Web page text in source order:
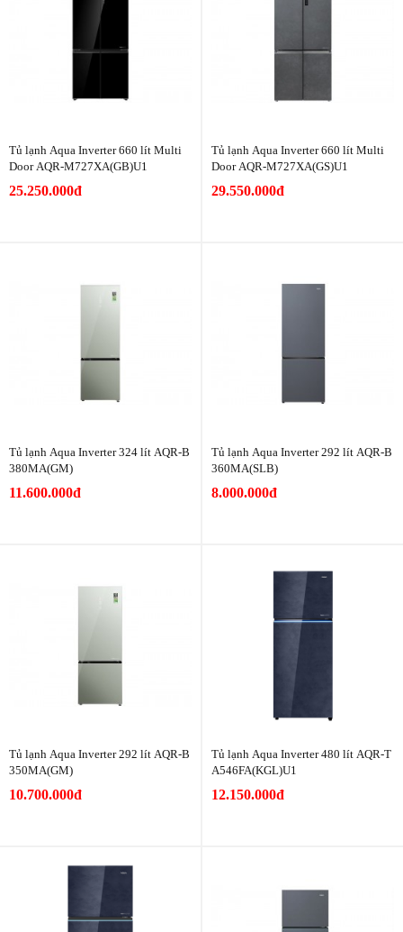
Tủ lạnh Aqua Inverter 660 lít Multi
Door AQR-M727XA(GB)U1
25.250.000đ
Tủ lạnh Aqua Inverter 660 lít Multi
Door AQR-M727XA(GS)U1
29.550.000đ
Tủ lạnh Aqua Inverter 324 lít AQR-B
380MA(GM)
11.600.000đ
Tủ lạnh Aqua Inverter 292 lít AQR-B
360MA(SLB)
8.000.000đ
Tủ lạnh Aqua Inverter 292 lít AQR-B
350MA(GM)
10.700.000đ
Tủ lạnh Aqua Inverter 480 lít AQR-T
A546FA(KGL)U1
12.150.000đ